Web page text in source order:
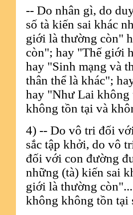
-- Do nhân gì, do
số tà kiến sai khác
giới là thường còn"
còn"; hay "Thế giới
hay "Sinh mạng và
thân thể là khác";
hay "Như Lai không
không tồn tại và
4) -- Do vô tri đối
sắc tập khởi, do vô
đối với con đường
những (tà) kiến sai
giới là thường
không không tồn tại